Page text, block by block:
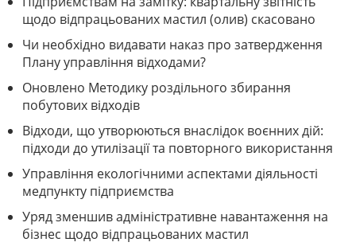
щодо відпрацьованих мастил (олив) скасовано
Чи необхідно видавати наказ про затвердження
Плану управління відходами?
Оновлено Методику роздільного збирання
побутових відходів
Відходи, що утворюються внаслідок воєнних дій:
підходи до утилізації та повторного використання
Управління екологічними аспектами діяльності
медпункту підприємства
Уряд зменшив адміністративне навантаження на
бізнес щодо відпрацьованих мастил